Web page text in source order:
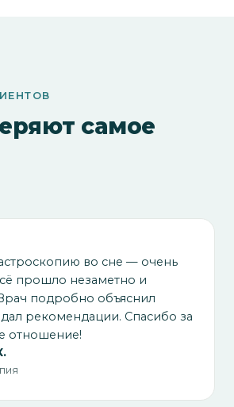
самое
во сне — очень
прошло незаметно и
подробно объяснил
дал рекомендации. Спасибо за
отношение!